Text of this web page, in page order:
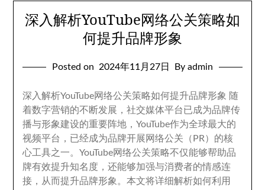
深入解析YouTube网络公关策略如
何提升品牌形象
Posted on 2024年11月27日 By admin
深入解析YouTube网络公关策略如何提升品牌形象 随
着数字营销的不断发展 ，社交媒体平台已成为品牌传
播与形象建设的重要阵地 ，YouTube作为全球最大的
视频平台 ， 已经成为品牌开展网络公关（PR）的核
心工具之一。YouTube网络公关策略不仅能够帮助品
牌有效提升知名度 ，还能够加强与消费者的情感连
接 ， 从而提升品牌形象 。本文将详细解析如何利用